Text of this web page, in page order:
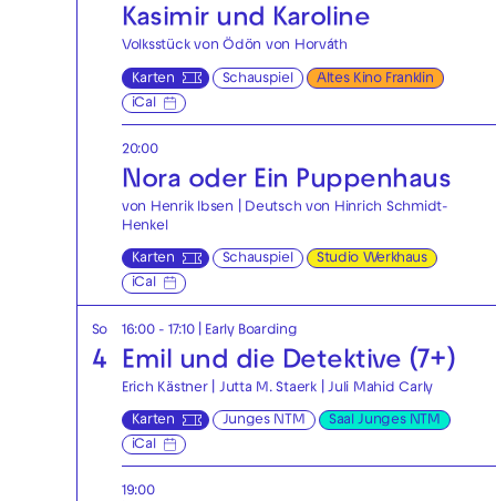
Kasimir und Karoline
Volksstück von Ödön von Horváth
Karten Schauspiel
Altes Kino Franklin
iCal
20:00
Nora oder Ein Puppenhaus
von Henrik Ibsen | Deutsch von Hinrich Schmidt-
Henkel
Karten Schauspiel
Studio Werkhaus
iCal
So
4
16:00 - 17:10| Early Boarding
Emil und die Detektive (7+)
Erich Kästner | Jutta M. Staerk | Juli Mahid Carly
Karten Junges NTM
Saal Junges NTM
iCal
19:00